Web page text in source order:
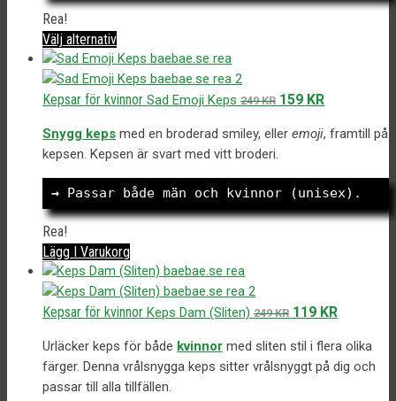
väljas
på
produktsidan
Rea!
Välj alternativDen
här
produkten
har
varianter.
De
alternativen
väljas
på
produktsidan
Kepsar för kvinnor Sad Emoji Keps 249KR Det
priset
249 kr.
159 KRDet
priset
159 kr.
Snygg keps med en broderad smiley, eller emoji, framtill på
kepsen. Kepsen är svart med vitt broderi.
→ Passar både män och kvinnor (unisex).
Rea!
Lägg I Varukorg
Kepsar för kvinnor Keps Dam (Sliten) 249KR Det
priset
var:
119 KRDet
priset
är:
Urläcker keps för både kvinnor med sliten stil i flera olika
färger. Denna vrålsnygga keps sitter vrålsnyggt på dig och
passar till alla tillfällen.